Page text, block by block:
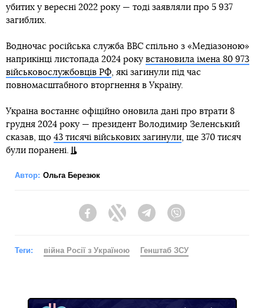
убитих у вересні 2022 року — тоді заявляли про 5 937
загиблих.
Водночас російська служба BBC спільно з «Медіазоною»
наприкінці листопада 2024 року встановила імена 80 973
військовослужбовців РФ, які загинули під час
повномасштабного вторгнення в Україну.
Україна востаннє офіційно оновила дані про втрати 8
грудня 2024 року — президент Володимир Зеленський
сказав, що 43 тисячі військових загинули, ще 370 тисяч
були поранені.
Автор: Ольга Березюк
FacebookTwitter Telegram
Теги: війна Росії з Україною Генштаб ЗСУ